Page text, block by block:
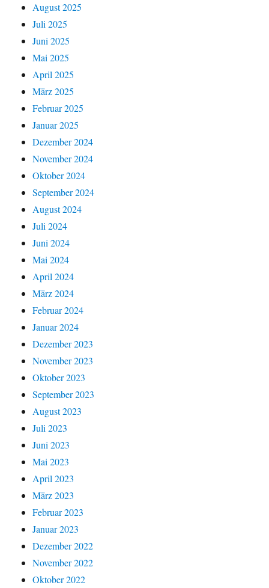
August 2025
Juli 2025
Juni 2025
Mai 2025
April 2025
März 2025
Februar 2025
Januar 2025
Dezember 2024
November 2024
Oktober 2024
September 2024
August 2024
Juli 2024
Juni 2024
Mai 2024
April 2024
März 2024
Februar 2024
Januar 2024
Dezember 2023
November 2023
Oktober 2023
September 2023
August 2023
Juli 2023
Juni 2023
Mai 2023
April 2023
März 2023
Februar 2023
Januar 2023
Dezember 2022
November 2022
Oktober 2022